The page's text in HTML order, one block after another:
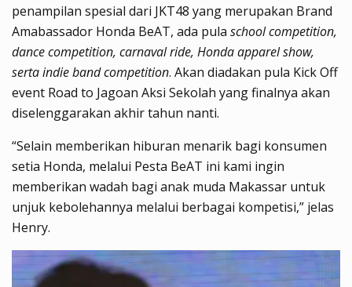
penampilan spesial dari JKT48 yang merupakan Brand
Amabassador Honda BeAT, ada pula school competition,
dance competition, carnaval ride, Honda apparel show,
serta indie band competition. Akan diadakan pula Kick Off
event Road to Jagoan Aksi Sekolah yang finalnya akan
diselenggarakan akhir tahun nanti.
“Selain memberikan hiburan menarik bagi konsumen
setia Honda, melalui Pesta BeAT ini kami ingin
memberikan wadah bagi anak muda Makassar untuk
unjuk kebolehannya melalui berbagai kompetisi,” jelas
Henry.